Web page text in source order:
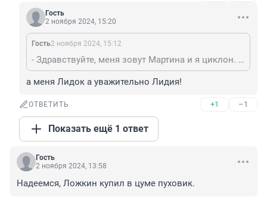
Гость
2 ноября 2024, 15:20
Гость2 ноября 2024, 15:12
- Здравствуйте, меня зовут Мартина и я циклон. - Здравствуй, Мартина.
а меня Лидок а уважительно Лидия!
ОТВЕТИТЬ +1 –1
Показать ещё 1 ответ
Гость
2 ноября 2024, 13:58
Надеемся, Ложкин купил в цуме пуховик.